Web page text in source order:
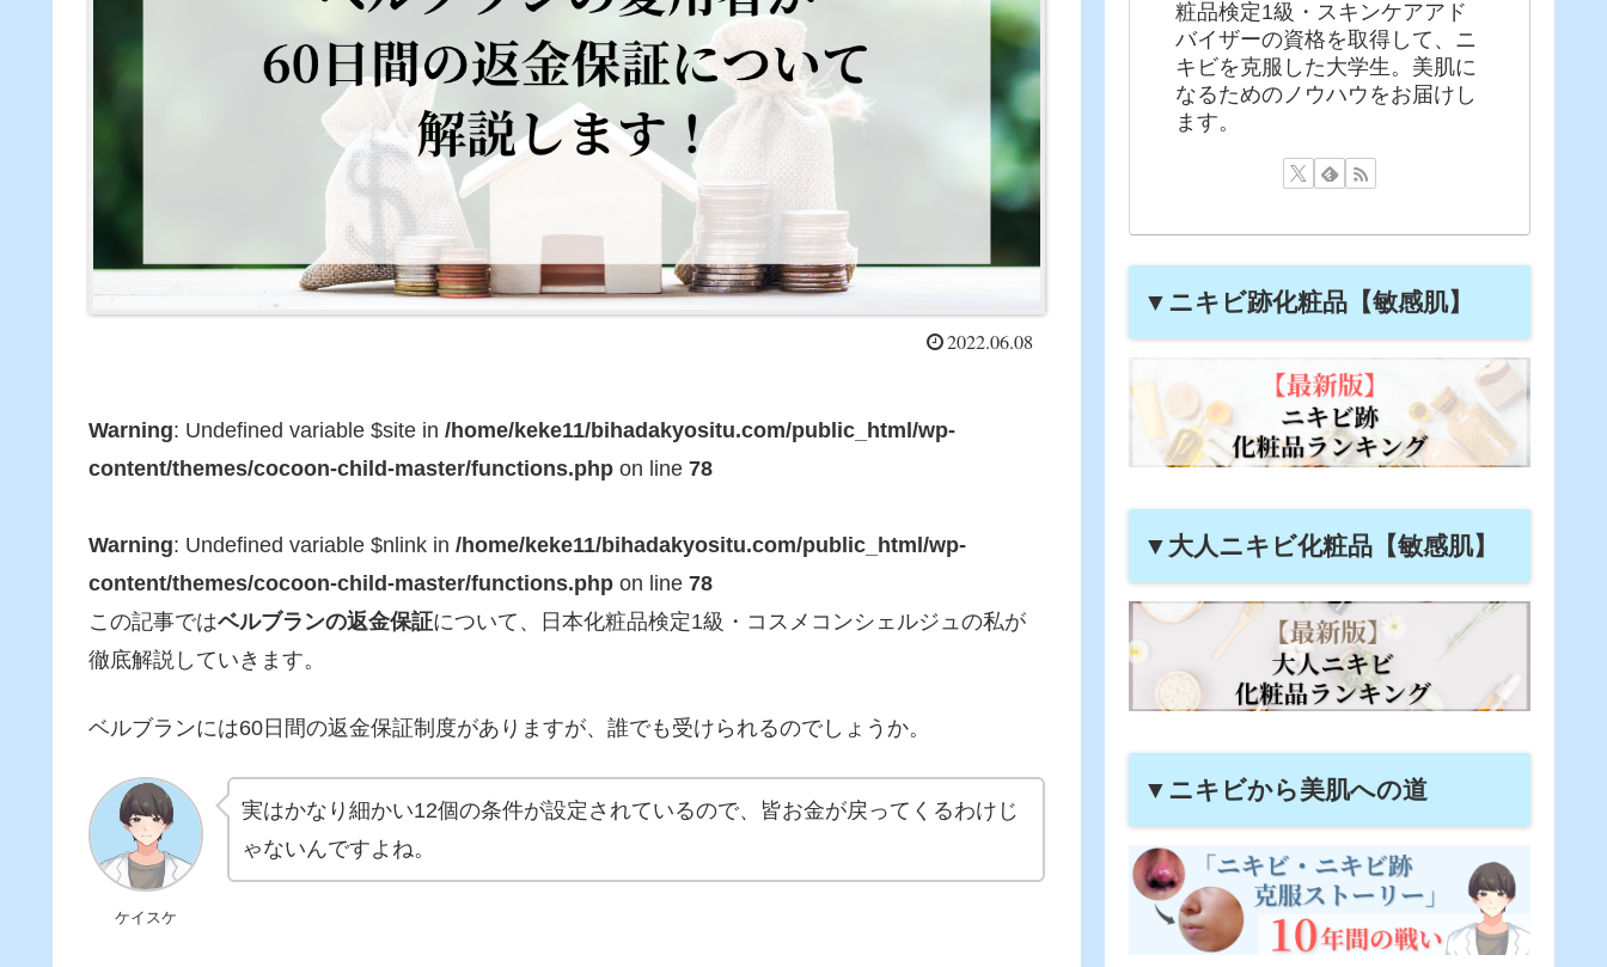
2022.06.08
Warning: Undefined variable $site in /home/keke11/bihadakyositu.com/public_html/wp-
content/themes/cocoon-child-master/functions.php on line 78
Warning: Undefined variable $nlink in /home/keke11/bihadakyositu.com/public_html/wp-
content/themes/cocoon-child-master/functions.php on line 78
この記事ではベルブランの返金保証について、日本化粧品検定1級・コスメコンシェルジュの私が
徹底解説していきます。
ベルブランには60日間の返金保証制度がありますが、誰でも受けられるのでしょうか。
ケイスケ
実はかなり細かい12個の条件が設定されているので、皆お金が戻ってくるわけじ
ゃないんですよね。
粧品検定1級・スキンケアアド
バイザーの資格を取得して、ニ
キビを克服した大学生。美肌に
なるためのノウハウをお届けし
ます。
▼ニキビ跡化粧品【敏感肌】
▼大人ニキビ化粧品【敏感肌】
▼ニキビから美肌への道